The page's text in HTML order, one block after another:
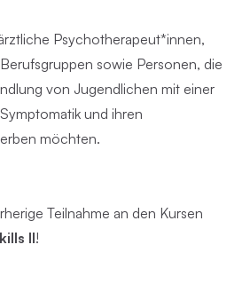
Psychotherapeut*innen,
sowie Personen, die
von Jugendlichen mit einer
und ihren
möchten.
Teilnahme an den Kursen
II!